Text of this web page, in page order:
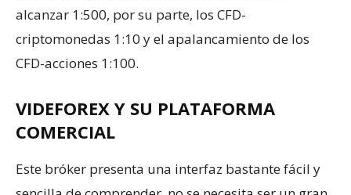
alcanzar 1:500, por su parte, los CFD-
criptomonedas 1:10 y el apalancamiento de los
CFD-acciones 1:100.
VIDEFOREX Y SU PLATAFORMA
COMERCIAL
Este bróker presenta una interfaz bastante fácil y